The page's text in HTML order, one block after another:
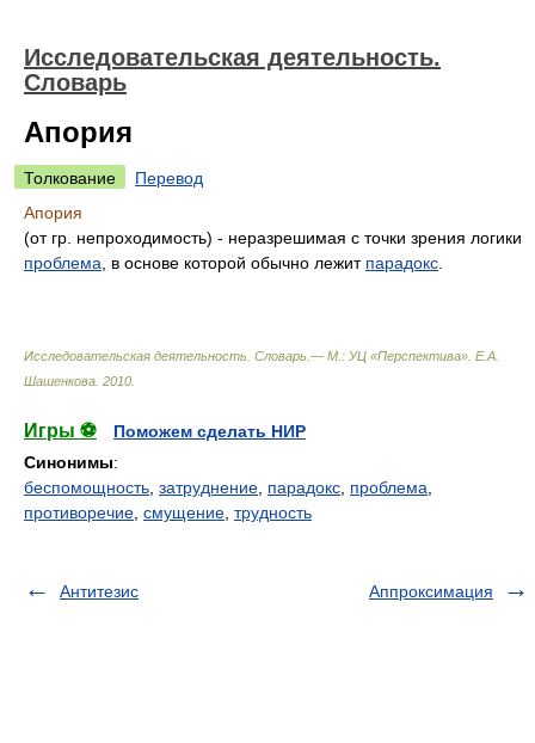
Исследовательская деятельность.
Словарь
Апория
Толкование
Перевод
Апория
(от гр. непроходимость) - неразрешимая с точки зрения логики
проблема , в основе которой обычно лежит парадокс
Исследовательская деятельность. Словарь.— М.: УЦ «Перспектива» Е.А.
Шашенкова 2010
Игры ⚽
Поможем сделать НИР
Синонимы:
беспомощность затруднение парадокс проблема
противоречие смущение трудность
Антитезис Аппроксимация